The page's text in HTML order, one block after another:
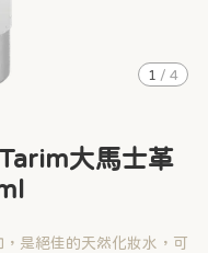
1 / 4
大馬士革
是絕佳的天然化妝水，可